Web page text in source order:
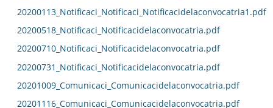
20200113_Notificaci_Notificaci_Notificacidelaconvocatria1.pdf
20200518_Notificaci_Notificacidelaconvocatria.pdf
20200710_Notificaci_Notificacidelaconvocatria.pdf
20200731_Notificaci_Notificacidelaconvocatria.pdf
20201009_Comunicaci_Comunicacidelaconvocatria.pdf
20201116_Comunicaci_Comunicacidelaconvocatria.pdf